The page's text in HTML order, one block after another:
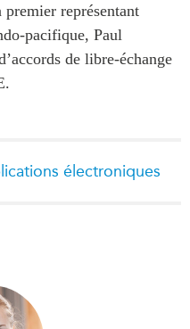
premier représentant
pacifique, Paul
de libre-échange
électroniques